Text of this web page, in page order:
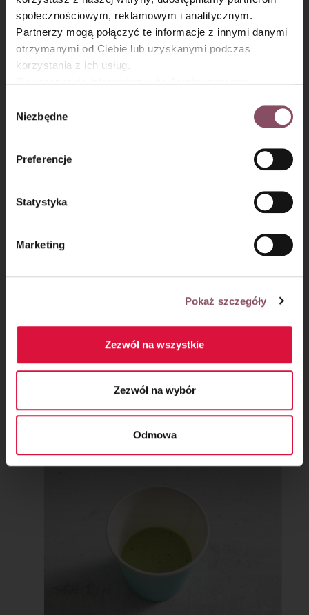
społecznościowym, reklamowym i analitycznym.
Partnerzy mogą połączyć te informacje z innymi danymi
otrzymanymi od Ciebie lub uzyskanymi podczas
korzystania z ich usług.
Gdańsk (80-339) adres: Dickmana 14/15 więcej
informacji o przetwarzaniu danych osobowych oraz
Polityce
prywatności.
zgody
Niezbędne
Preferencje
Statystyka
Marketing
Pokaż szczegóły
Zezwól na wszystkie
Zezwól na wybór
Odmowa
Masę przelej do papierowych kubeczków, nie
więcej niż do połowy ich wysokości.